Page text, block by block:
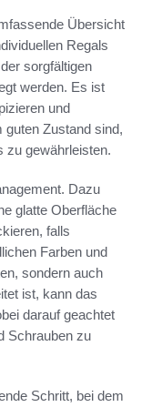
Übersicht
Regals
sorgfältigen
werden. Es ist
und
guten Zustand sind,
zu gewährleisten.
Dazu
glatte Oberfläche
falls
Farben und
sondern auch
ist, kann das
darauf geachtet
Schrauben zu
Schritt, bei dem